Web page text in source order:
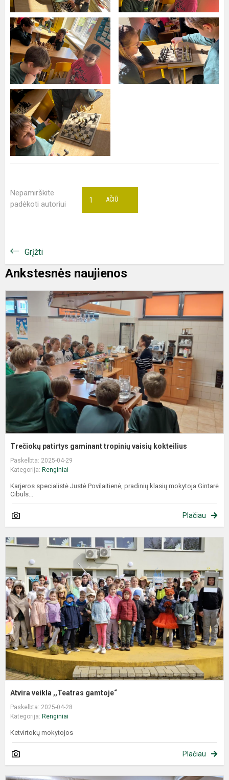
Nepamirškite
padėkoti autoriui
AČIŪ
1
Grįžti
Ankstesnės naujienos
Trečiokų patirtys gaminant tropinių vaisių kokteilius
Paskelbta: 2025-04-29
Kategorija: Renginiai
Karjeros specialistė Justė Povilaitienė, pradinių klasių mokytoja Gintarė
Cibuls...
Plačiau
Atvira veikla ,,Teatras gamtoje“
Paskelbta: 2025-04-28
Kategorija: Renginiai
Ketvirtokų mokytojos
Plačiau